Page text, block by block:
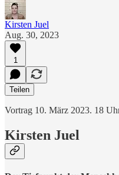
Kirsten Juel
Aug. 30, 2023
1
Teilen
Vortrag 10. März 2023. 18
Kirsten Juel